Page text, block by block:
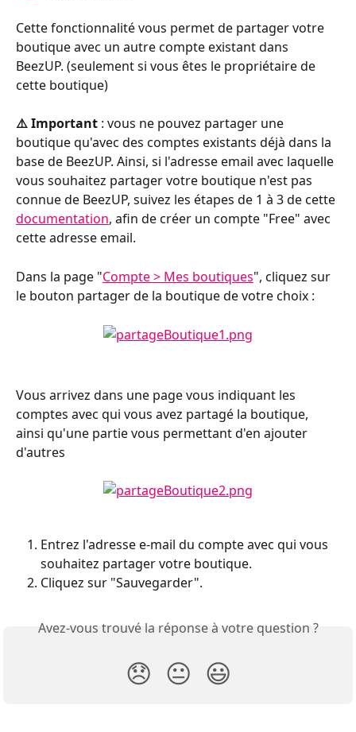
Cette fonctionnalité vous permet de partager votre
boutique avec un autre compte existant dans
BeezUP. (seulement si vous êtes le propriétaire de
cette boutique)
⚠️ Important : vous ne pouvez partager une
boutique qu'avec des comptes existants déjà dans la
base de BeezUP. Ainsi, si l'adresse email avec laquelle
vous souhaitez partager votre boutique n'est pas
connue de BeezUP, suivez les étapes de 1 à 3 de cette
documentation, afin de créer un compte "Free" avec
cette adresse email.
Dans la page "Compte > Mes boutiques", cliquez sur
le bouton partager de la boutique de votre choix :
Vous arrivez dans une page vous indiquant les
comptes avec qui vous avez partagé la boutique,
ainsi qu'une partie vous permettant d'en ajouter
d'autres
Entrez l'adresse e-mail du compte avec qui vous
souhaitez partager votre boutique.
Cliquez sur "Sauvegarder".
Avez-vous trouvé la réponse à votre question ?
😞 😐 😃